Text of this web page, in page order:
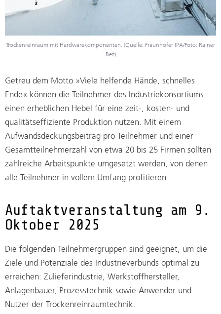
Trockenreinraum mit Hardwarekomponenten. (Quelle: Fraunhofer IPA/Foto: Rainer
Bez)
Getreu dem Motto »Viele helfende Hände, schnelles
Ende« können die Teilnehmer des Industriekonsortiums
einen erheblichen Hebel für eine zeit-, kosten- und
qualitätseffiziente Produktion nutzen. Mit einem
Aufwandsdeckungsbeitrag pro Teilnehmer und einer
Gesamtteilnehmerzahl von etwa 20 bis 25 Firmen sollten
zahlreiche Arbeitspunkte umgesetzt werden, von denen
alle Teilnehmer in vollem Umfang profitieren.
Auftaktveranstaltung am 9.
Oktober 2025
Die folgenden Teilnehmergruppen sind geeignet, um die
Ziele und Potenziale des Industrieverbunds optimal zu
erreichen: Zulieferindustrie, Werkstoffhersteller,
Anlagenbauer, Prozesstechnik sowie Anwender und
Nutzer der Trockenreinraumtechnik.